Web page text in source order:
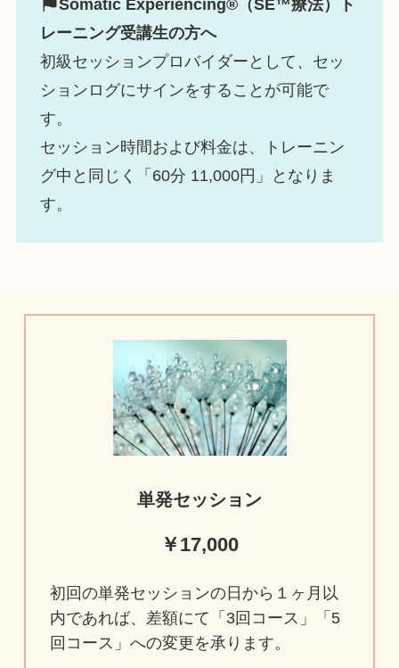
Somatic Experiencing®（SE™️療法）ト
レーニング受講生の方へ
初級セッションプロバイダーとして、セッ
ションログにサインをすることが可能で
す。
セッション時間および料金は、トレーニン
グ中と同じく「60分 11,000円」となりま
す。
単発セッション
￥17,000
初回の単発セッションの日から１ヶ月以
内であれば、差額にて「3回コース」「5
回コース」への変更を承ります。